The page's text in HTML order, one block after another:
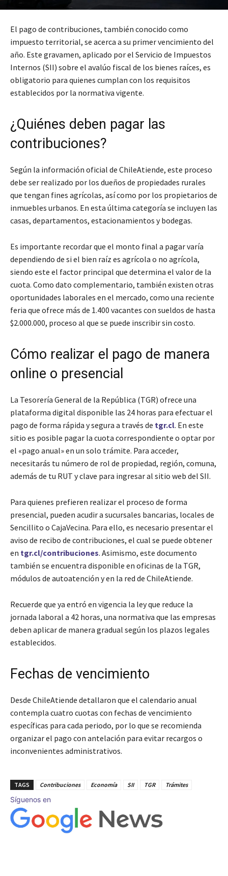
El pago de contribuciones, también conocido como
impuesto territorial, se acerca a su primer vencimiento del
año. Este gravamen, aplicado por el Servicio de Impuestos
Internos (SII) sobre el avalúo fiscal de los bienes raíces, es
obligatorio para quienes cumplan con los requisitos
establecidos por la normativa vigente.
¿Quiénes deben pagar las
contribuciones?
Según la información oficial de ChileAtiende, este proceso
debe ser realizado por los dueños de propiedades rurales
que tengan fines agrícolas, así como por los propietarios de
inmuebles urbanos. En esta última categoría se incluyen las
casas, departamentos, estacionamientos y bodegas.
Es importante recordar que el monto final a pagar varía
dependiendo de si el bien raíz es agrícola o no agrícola,
siendo este el factor principal que determina el valor de la
cuota. Como dato complementario, también existen otras
oportunidades laborales en el mercado, como una reciente
feria que ofrece más de 1.400 vacantes con sueldos de hasta
$2.000.000, proceso al que se puede inscribir sin costo.
Cómo realizar el pago de manera
online o presencial
La Tesorería General de la República (TGR) ofrece una
plataforma digital disponible las 24 horas para efectuar el
pago de forma rápida y segura a través de tgr.cl. En este
sitio es posible pagar la cuota correspondiente o optar por
el «pago anual» en un solo trámite. Para acceder,
necesitarás tu número de rol de propiedad, región, comuna,
además de tu RUT y clave para ingresar al sitio web del SII.
Para quienes prefieren realizar el proceso de forma
presencial, pueden acudir a sucursales bancarias, locales de
Sencillito o CajaVecina. Para ello, es necesario presentar el
aviso de recibo de contribuciones, el cual se puede obtener
en tgr.cl/contribuciones. Asimismo, este documento
también se encuentra disponible en oficinas de la TGR,
módulos de autoatención y en la red de ChileAtiende.
Recuerde que ya entró en vigencia la ley que reduce la
jornada laboral a 42 horas, una normativa que las empresas
deben aplicar de manera gradual según los plazos legales
establecidos.
Fechas de vencimiento
Desde ChileAtiende detallaron que el calendario anual
contempla cuatro cuotas con fechas de vencimiento
específicas para cada periodo, por lo que se recomienda
organizar el pago con antelación para evitar recargos o
inconvenientes administrativos.
TAGS Contribuciones Economía SII TGR Trámites
Síguenos en